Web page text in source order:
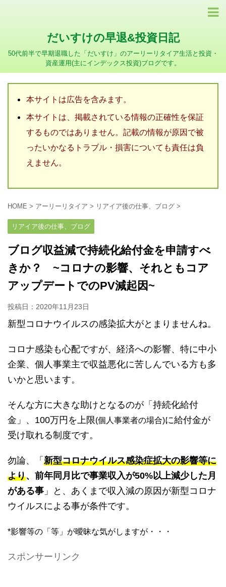
だいすけの早退&投資日記
50代前半で早期退職した「だいすけ」のアーリーリタイア生活と投資・
資産運用(主にインデックス投資)ブログです。
本サイトは広告を含みます。
本サイトは、掲載されている情報の正確性を保証
するものではありません。記載の情報が原因で被
ったいかなるトラブル・損害についても責任は負
えません。
HOME > アーリーリタイア > リアイア後の仕事、ブログ >
リアイア後の仕事、ブログ
ブログ収益減で持続化給付金を申請すべ
きか？ ~コロナの影響、それともコア
アップデートでのPV減起因~
投稿日： 2020年11月23日
新型コロナウイルスの感染拡大がとまりませんね。
コロナ感染も心配ですが、経済への影響、特に中小
企業、個人事業主で収益悪化に苦しんでいる方も多
いかと思います。
そんな方に大きな助けとなるのが「持続化給付
金」、100万円を上限(個人事業者の場合)に給付金が
受け取れる制度です。
勿論、「 新型コロナウイルス感染症拡大の影響等に
より、前年同月比で事業収入が50%以上減少した月
がある事 」と、あくまで収入減の原因が新型コロナ
ウイルスによる事が条件です。
*影響等の「等」が曖昧な気がしますが・・・
スポンサーリンク